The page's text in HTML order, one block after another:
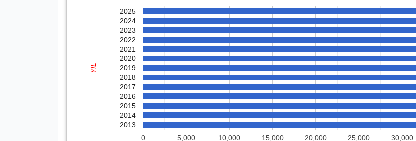
0 5,000 10,000 15,000 20,000 25,000 30,000
2025
2024
2023
2022
2021
2020
2019
2018
2017
2016
2015
2014
2013
YIL